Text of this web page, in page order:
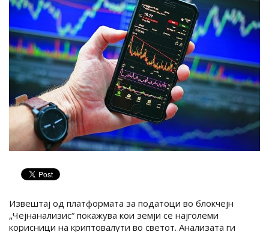
Извештај од платформата за податоци во блокчејн
„Чејнанализис“ покажува кои земји се најголеми
корисници на криптовалути во светот. Анализата ги